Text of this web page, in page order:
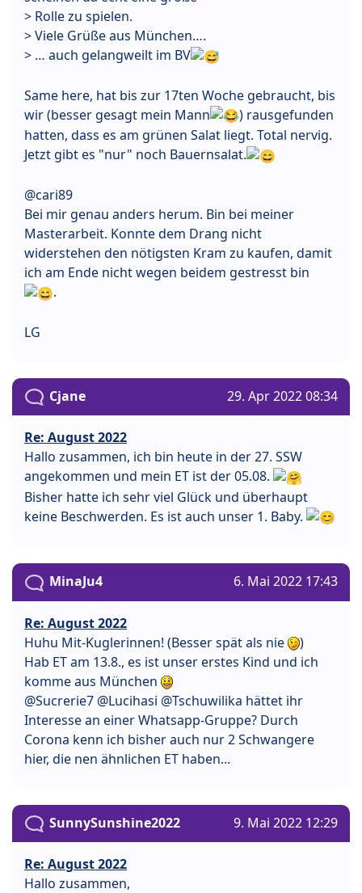
> Rolle zu spielen.
> Viele Grüße aus München….
> … auch gelangweilt im BV
Same here, hat bis zur 17ten Woche gebraucht, bis
wir (besser gesagt mein Mann
) rausgefunden
hatten, dass es am grünen Salat liegt. Total nervig.
Jetzt gibt es "nur" noch Bauernsalat.
@cari89
Bei mir genau anders herum. Bin bei meiner
Masterarbeit. Konnte dem Drang nicht
widerstehen den nötigsten Kram zu kaufen, damit
ich am Ende nicht wegen beidem gestresst bin
.
LG
Cjane 29. Apr 2022 08:34
Re: August 2022
Hallo zusammen, ich bin heute in der 27. SSW
angekommen und mein ET ist der 05.08.
Bisher hatte ich sehr viel Glück und überhaupt
keine Beschwerden. Es ist auch unser 1. Baby.
MinaJu4 6. Mai 2022 17:43
Re: August 2022
Huhu Mit-Kuglerinnen! (Besser spät als nie
)
Hab ET am 13.8., es ist unser erstes Kind und ich
komme aus München
@Sucrerie7 @Lucihasi @Tschuwilika hättet ihr
Interesse an einer Whatsapp-Gruppe? Durch
Corona kenn ich bisher auch nur 2 Schwangere
hier, die nen ähnlichen ET haben...
SunnySunshine2022 9. Mai 2022 12:29
Re: August 2022
Hallo zusammen,